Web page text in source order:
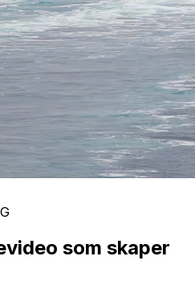
som skaper